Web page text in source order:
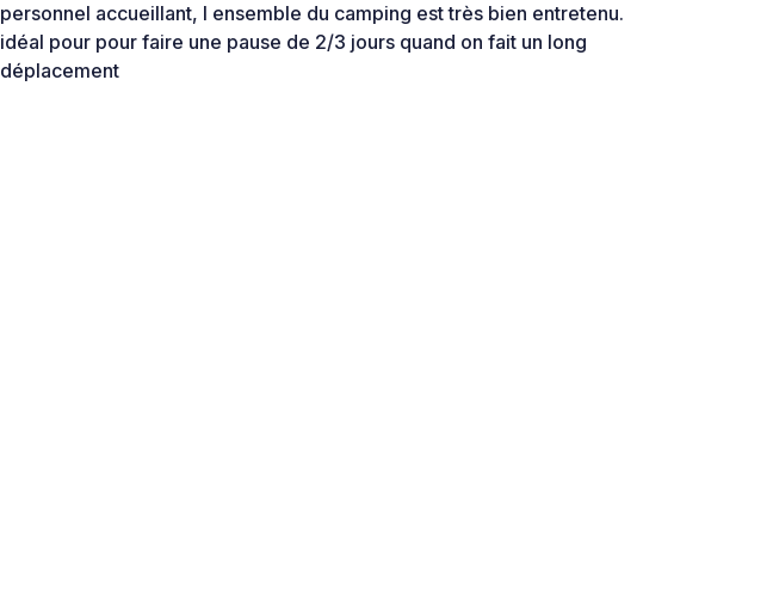
personnel accueillant, l ensemble du camping est très bien entretenu.
idéal pour pour faire une pause de 2/3 jours quand on fait un long
déplacement